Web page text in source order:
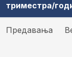
триместра/
Предавања